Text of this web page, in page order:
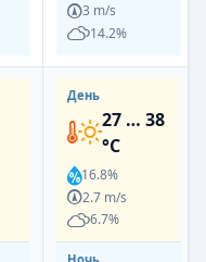
3 m/s
14.2%
День
27 … 38
°C
16.8%
2.7 m/s
6.7%
Ночь